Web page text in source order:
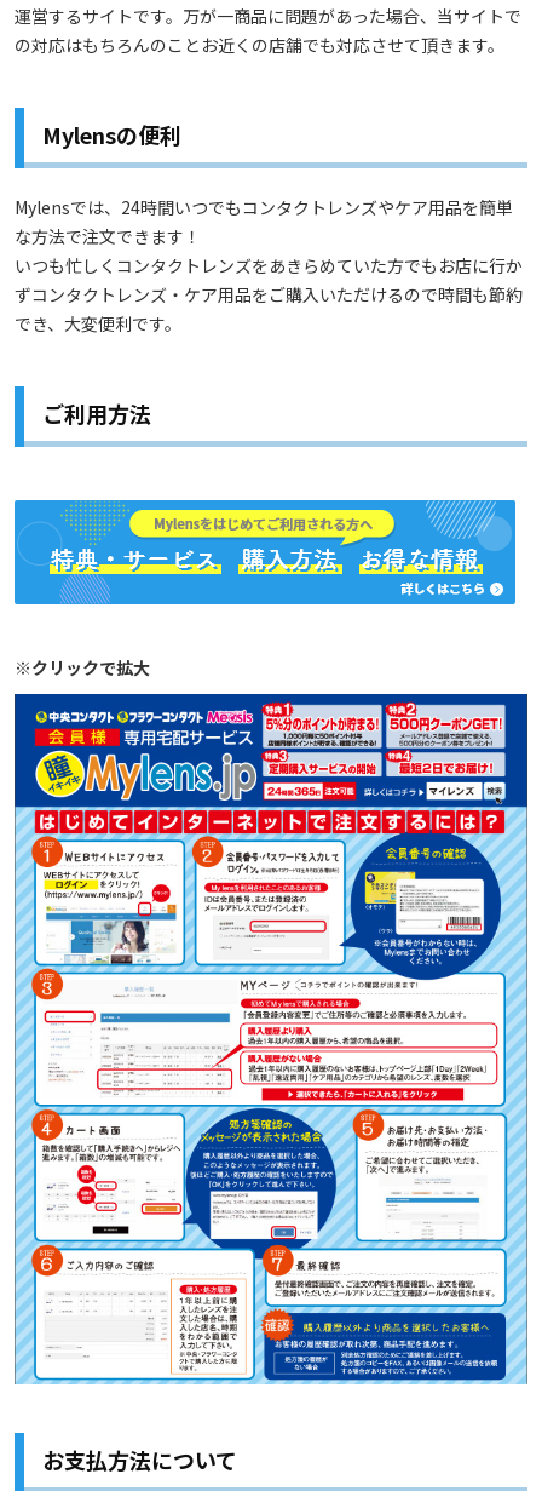
運営するサイトです。万が一商品に問題があった場合、当サイトで
の対応はもちろんのことお近くの店舗でも対応させて頂きます。
Mylensの便利
Mylensでは、24時間いつでもコンタクトレンズやケア用品を簡単
な方法で注文できます！
いつも忙しくコンタクトレンズをあきらめていた方でもお店に行か
ずコンタクトレンズ・ケア用品をご購入いただけるので時間も節約
でき、大変便利です。
ご利用方法
※クリックで拡大
お支払方法について